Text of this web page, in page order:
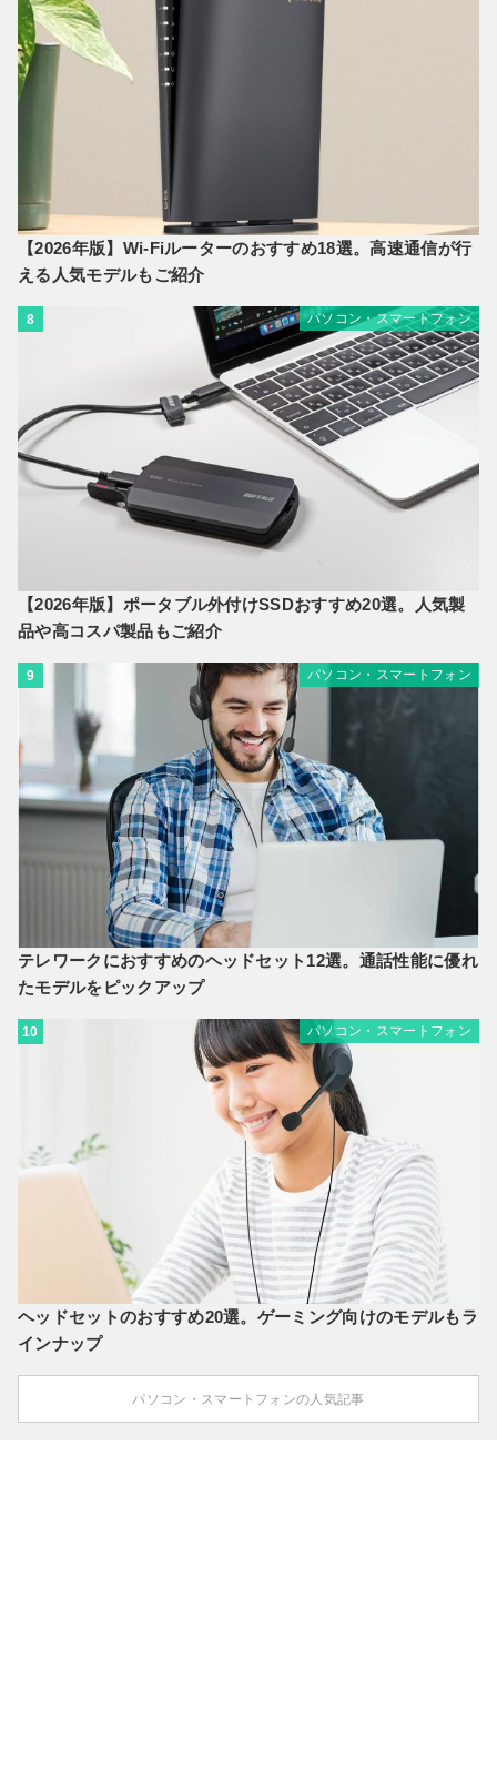
【2026年版】Wi-Fiルーターのおすすめ18選。高速通信が行
える人気モデルもご紹介
8 パソコン・スマートフォン
【2026年版】ポータブル外付けSSDおすすめ20選。人気製
品や高コスパ製品もご紹介
9 パソコン・スマートフォン
テレワークにおすすめのヘッドセット12選。通話性能に優れ
たモデルをピックアップ
10 パソコン・スマートフォン
ヘッドセットのおすすめ20選。ゲーミング向けのモデルもラ
インナップ
パソコン・スマートフォンの人気記事